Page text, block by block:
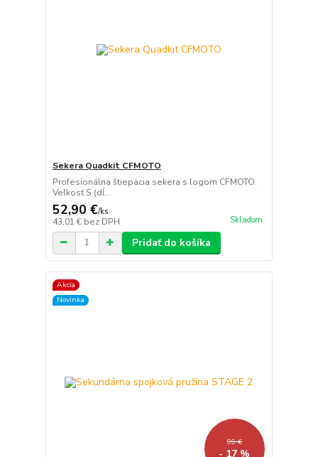
Sekera Quadkit CFMOTO
Profesionálna štiepacia sekera s logom CFMOTO.
Veľkosť S (dĺ...
52,90 €/ks
43,01 € bez DPH Skladom
Pridať do košíka
Akcia
Novinka
99 €
- 17 %